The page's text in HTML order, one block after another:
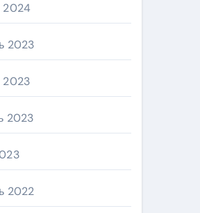
2024
2023
2023
2023
2022